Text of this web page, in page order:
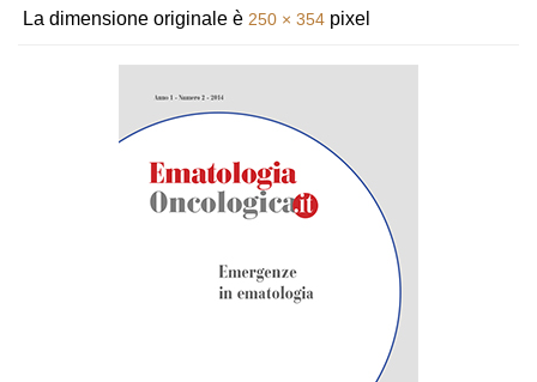
La dimensione originale è 250 × 354 pixel